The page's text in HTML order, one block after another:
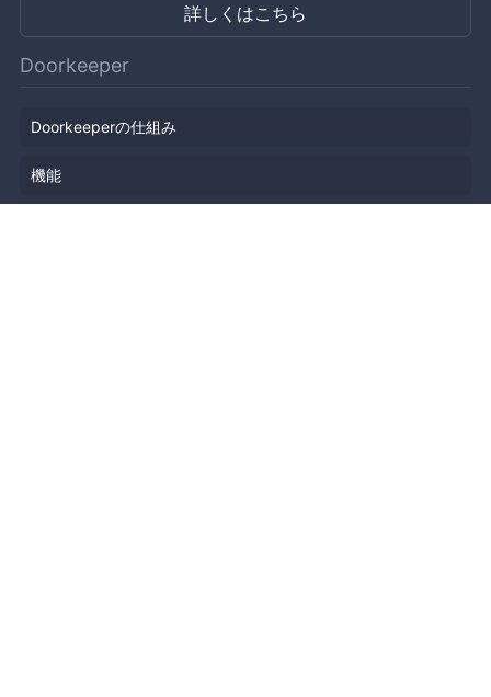
詳しくはこちら
Doorkeeper
Doorkeeperの仕組み
機能